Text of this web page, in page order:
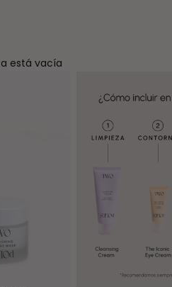
está vacía